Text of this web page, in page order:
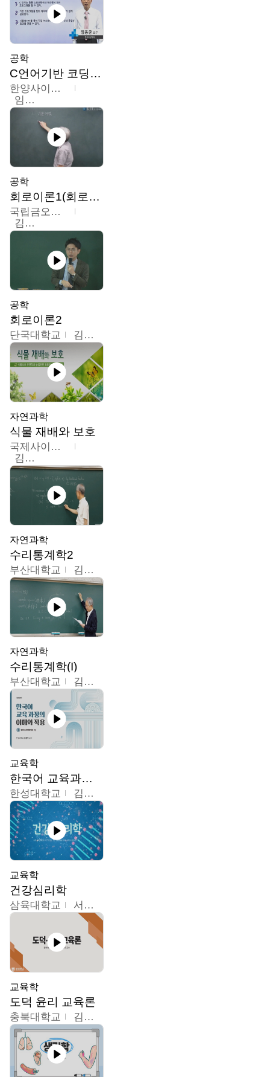
공학
C언어기반 코딩교육
한양사이버대학교
임동균
공학
회로이론1(회로이론1, 회로이론2, 전자회로1)
국립금오공과대학교
김명식
공학
회로이론2
단국대학교 김현식
자연과학
식물 재배와 보호
국제사이버대학교
김완수
자연과학
수리통계학2
부산대학교 김충락
자연과학
수리통계학(I)
부산대학교 김충락
교육학
한국어 교육과정의 이해와 적용
한성대학교 김윤주
교육학
건강심리학
삼육대학교 서경현
교육학
도덕 윤리 교육론
충북대학교 김연숙